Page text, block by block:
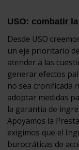
USO: combatir
Desde USO
un eje prioritario
atender a las
generar efectos
no sea cronificada
adoptar medidas
la garantía de
Apoyamos la
exigimos que el
burocráticas de